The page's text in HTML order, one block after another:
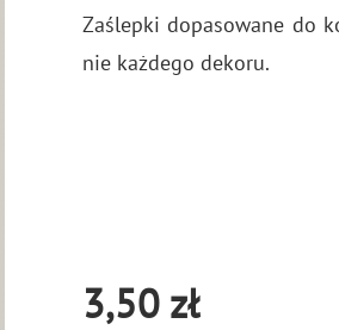
Za­ślep­ki do­pa­so­wa­ne do
nie każ­de­go de­ko­ru.
3,50 zł